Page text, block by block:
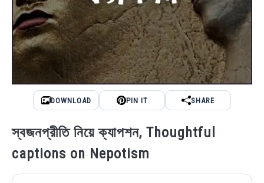
DOWNLOAD PIN IT SHARE
স্বজনপ্রীতি নিয়ে ক্যাপশন, Thoughtful
captions on Nepotism